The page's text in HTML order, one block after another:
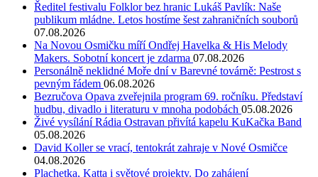
Ředitel festivalu Folklor bez hranic Lukáš Pavlík: Naše
publikum mládne. Letos hostíme šest zahraničních souborů
07.08.2026
Na Novou Osmičku míří Ondřej Havelka & His Melody
Makers. Sobotní koncert je zdarma 07.08.2026
Personálně neklidné Moře dní v Barevné továrně: Pestrost s
pevným řádem 06.08.2026
Bezručova Opava zveřejnila program 69. ročníku. Představí
hudbu, divadlo i literaturu v mnoha podobách 05.08.2026
Živé vysílání Rádia Ostravan přivítá kapelu KuKačka Band
05.08.2026
David Koller se vrací, tentokrát zahraje v Nové Osmičce
04.08.2026
Plachetka, Katta i světové projekty. Do zahájení